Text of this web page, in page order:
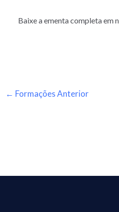
Baixe a ementa completa
← Formações Anterior